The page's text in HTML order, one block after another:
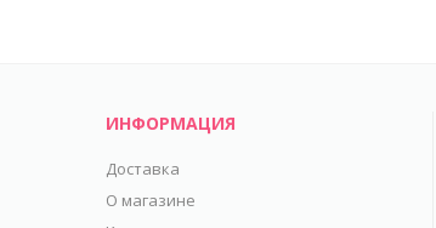
ИНФОРМАЦИЯ
Доставка
О магазине